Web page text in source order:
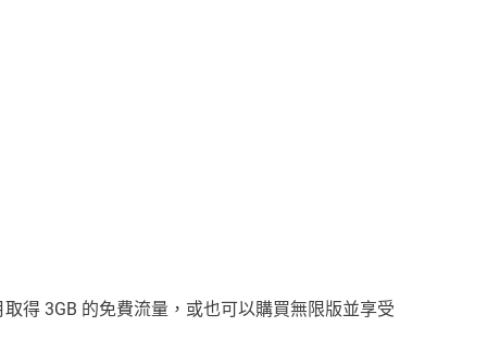
得 3GB 的免費流量，或也可以購買無限版並享受